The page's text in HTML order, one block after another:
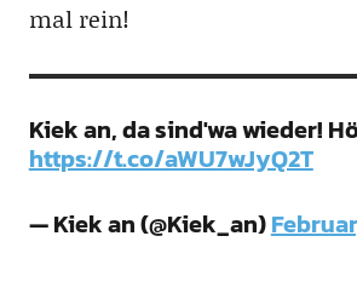
mal rein!
Kiek an, da sind'wa wieder!
https://t.co/aWU7wJyQ2T
— Kiek an (@Kiek_an)